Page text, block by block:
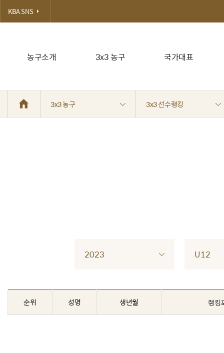
농구소개 3x3 농구 국가대표
KBA SNS
3x3 농구 3x3 선수랭킹
2023 U12
순위 성명 생년월 랭킹